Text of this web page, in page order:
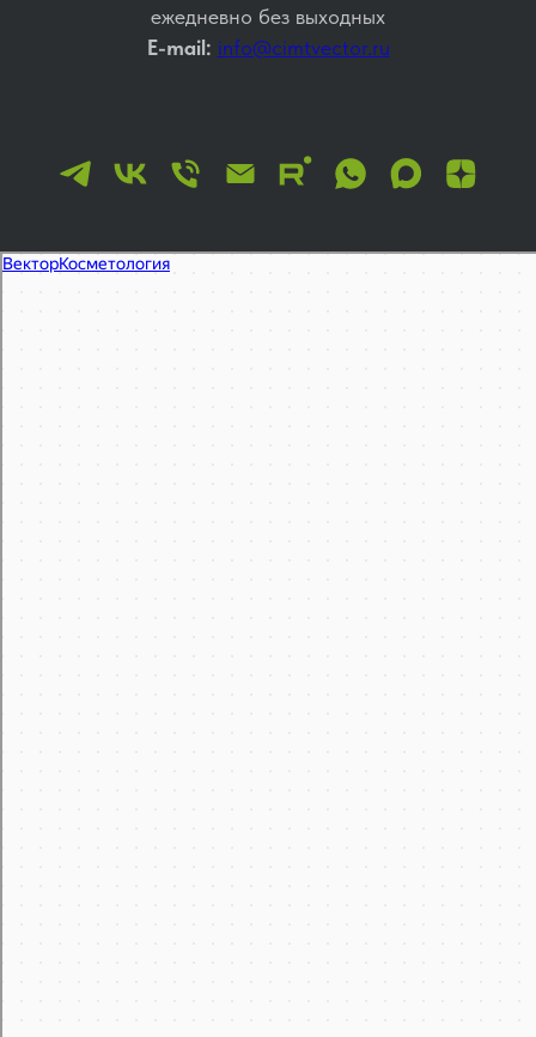
ежедневно без выходных
E-mail: info@cimtvector.ru
Вектор
Косметология в Москве